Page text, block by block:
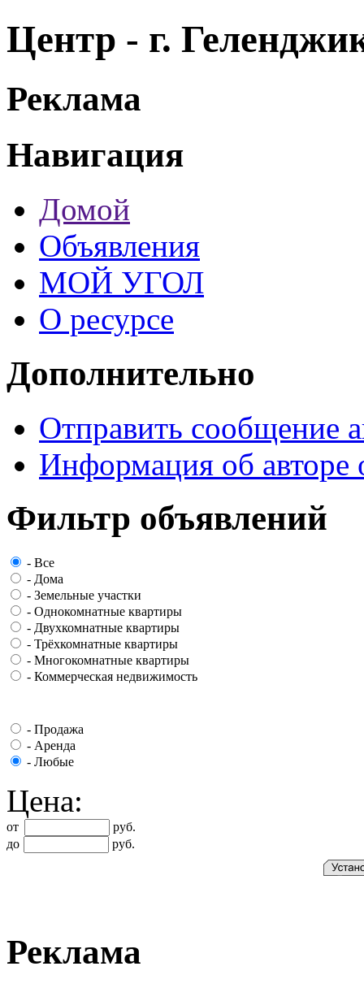
Центр - г.
Реклама
Навигация
Домой
Объявления
МОЙ УГОЛ
О ресурсе
Дополнительно
Отправить сообщение
Информация об авторе
Фильтр объявлений
- Все
- Дома
- Земельные участки
- Однокомнатные квартиры
- Двухкомнатные квартиры
- Трёхкомнатные квартиры
- Многокомнатные квартиры
- Коммерческая недвижимость
- Продажа
- Аренда
- Любые
Цена:
от
руб.
до
руб.
Реклама